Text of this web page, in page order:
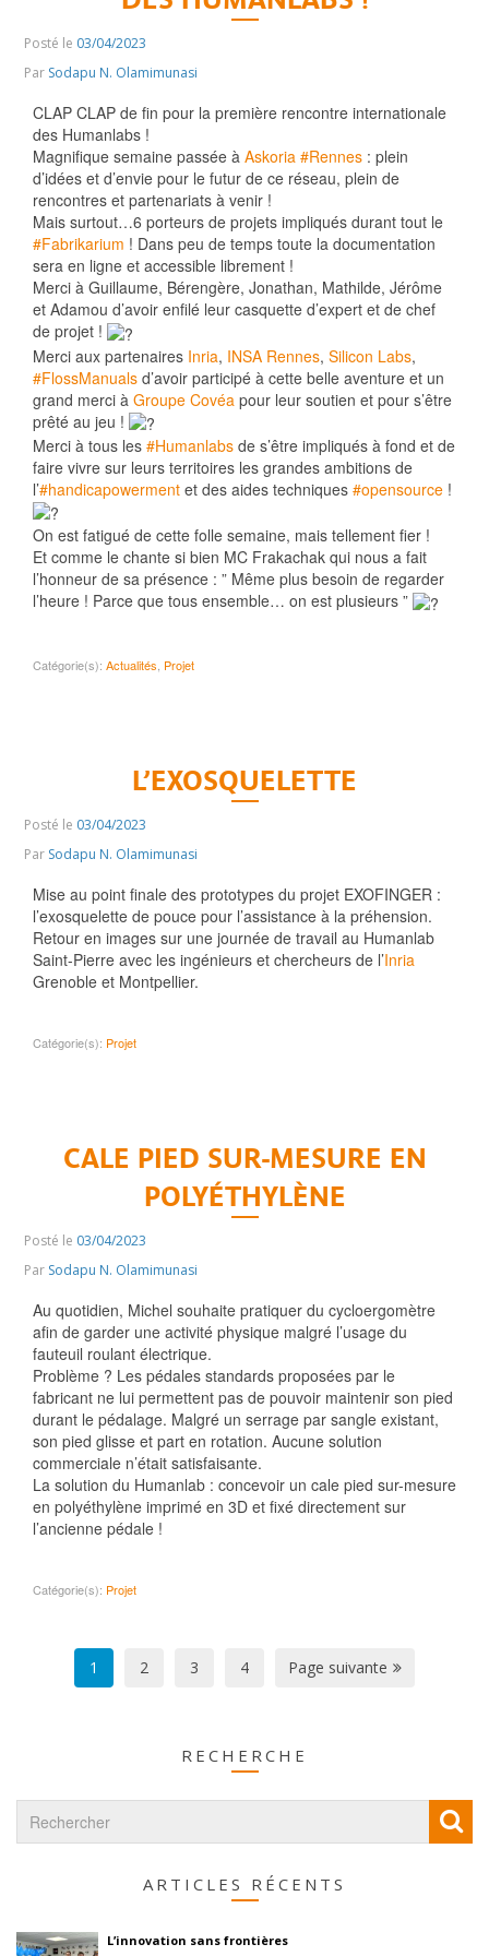
Posté le 03/04/2023
Par Sodapu N. Olamimunasi
CLAP CLAP de fin pour la première rencontre internationale
des Humanlabs !
Magnifique semaine passée à Askoria #Rennes : plein
d’idées et d’envie pour le futur de ce réseau, plein de
rencontres et partenariats à venir !
Mais surtout…6 porteurs de projets impliqués durant tout le
#Fabrikarium ! Dans peu de temps toute la documentation
sera en ligne et accessible librement !
Merci à Guillaume, Bérengère, Jonathan, Mathilde, Jérôme
et Adamou d’avoir enfilé leur casquette d’expert et de chef
de projet !
Merci aux partenaires Inria, INSA Rennes, Silicon Labs,
#FlossManuals d’avoir participé à cette belle aventure et un
grand merci à Groupe Covéa pour leur soutien et pour s’être
prêté au jeu !
Merci à tous les #Humanlabs de s’être impliqués à fond et de
faire vivre sur leurs territoires les grandes ambitions de
l’#handicapowerment et des aides techniques #opensource !
On est fatigué de cette folle semaine, mais tellement fier !
Et comme le chante si bien MC Frakachak qui nous a fait
l’honneur de sa présence : ” Même plus besoin de regarder
l’heure ! Parce que tous ensemble… on est plusieurs ”
Catégorie(s): Actualités Projet
L’EXOSQUELETTE
Posté le 03/04/2023
Par Sodapu N. Olamimunasi
Mise au point finale des prototypes du projet EXOFINGER :
l’exosquelette de pouce pour l’assistance à la préhension.
Retour en images sur une journée de travail au Humanlab
Saint-Pierre avec les ingénieurs et chercheurs de l’Inria
Grenoble et Montpellier.
Catégorie(s): Projet
CALE PIED SUR-MESURE EN
POLYÉTHYLÈNE
Posté le 03/04/2023
Par Sodapu N. Olamimunasi
Au quotidien, Michel souhaite pratiquer du cycloergomètre
afin de garder une activité physique malgré l’usage du
fauteuil roulant électrique.
Problème ? Les pédales standards proposées par le
fabricant ne lui permettent pas de pouvoir maintenir son pied
durant le pédalage. Malgré un serrage par sangle existant,
son pied glisse et part en rotation. Aucune solution
commerciale n’était satisfaisante.
La solution du Humanlab : concevoir un cale pied sur-mesure
en polyéthylène imprimé en 3D et fixé directement sur
l’ancienne pédale !
Catégorie(s): Projet
1 2 3 4 Page suivante
RECHERCHE
ARTICLES RÉCENTS
L’innovation sans frontières